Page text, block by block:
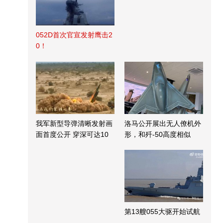
052D首次官宣发射鹰击2
0！
我军新型导弹清晰发射画
面首度公开 穿深可达10
洛马公开展出无人僚机外
形，和歼-50高度相似
第13艘055大驱开始试航